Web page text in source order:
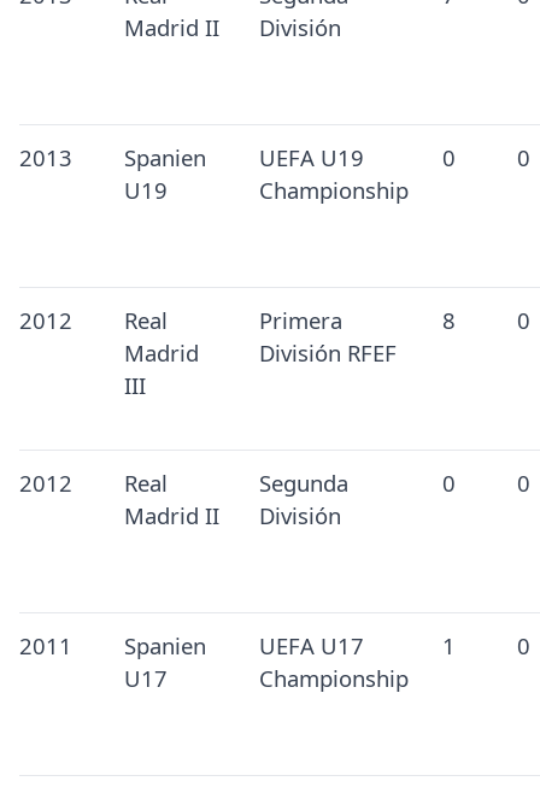
Madrid II
División
2013
Spanien
U19
UEFA U19
Championship
0 0
2012
Real
Madrid
III
Primera
División RFEF
8 0
2012
Real
Madrid II
Segunda
División
0 0
2011
Spanien
U17
UEFA U17
Championship
1 0